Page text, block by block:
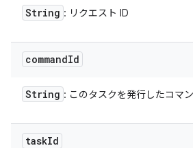
String : リクエスト ID
commandId
String : このタスクを発行したコマ
taskId